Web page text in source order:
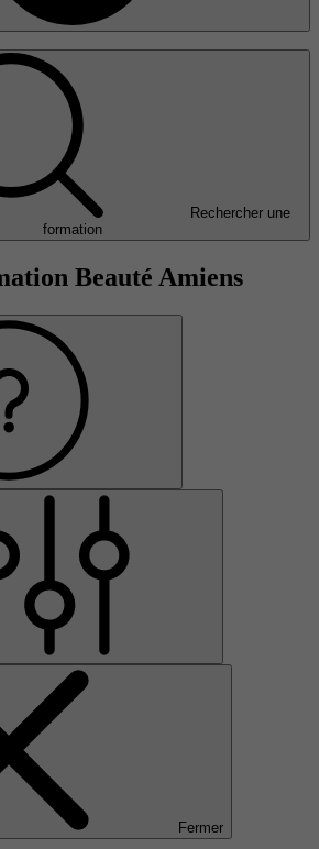
Rechercher une
formation
Beauté Amiens
Fermer